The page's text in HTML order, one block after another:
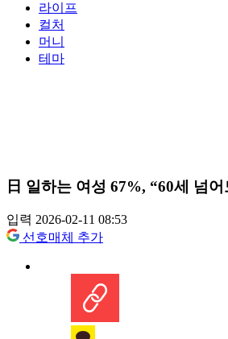
라이프
컬처
머니
테마
日 일하는 여성 67%, “60세 넘
입력 2026-02-11 08:53
선호매체 추가